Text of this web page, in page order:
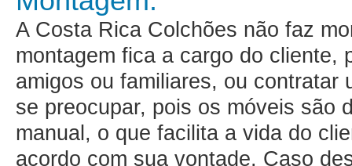
A Costa Rica Colchões não faz
montagem fica a cargo do cliente,
amigos ou familiares, ou contratar
se preocupar, pois os móveis são
manual, o que facilita a vida do
acordo com sua vontade. Caso